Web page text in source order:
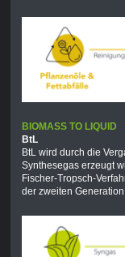
BIOMASS TO LIQUID
BtL
BtL wird durch die
Synthesegas erzeugt
Fischer-Tropsch-
der zweiten